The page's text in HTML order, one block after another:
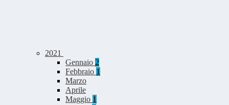
2021
Gennaio 2
Febbraio 1
Marzo
Aprile
Maggio 1